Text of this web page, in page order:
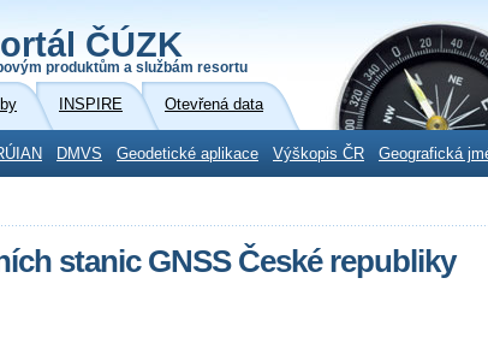
ČÚZK
produktům a službám resortu
INSPIRE Otevřená data
DMVS Geodetické aplikace Výškopis ČR Geografická
stanic GNSS České republiky